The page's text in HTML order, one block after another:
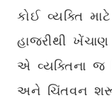
કોઈ વ્યક્તિ
હાજરીથી
એ વ્યક્તિના જ
અને ચિંતવન